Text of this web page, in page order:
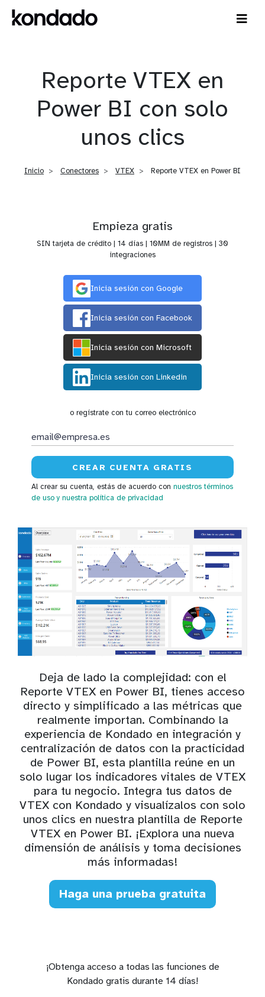
Reporte VTEX en
Power BI con solo
unos clics
Inicio Conectores VTEX Reporte VTEX en Power BI
Empieza gratis
SIN tarjeta de crédito | 14 días | 10MM de registros | 30
integraciones
Inicia sesión con Google
Inicia sesión con Facebook
Inicia sesión con Microsoft
Inicia sesión con Linkedin
o regístrate con tu correo electrónico
Al crear su cuenta, estás de acuerdo con nuestros términos
de uso y nuestra política de privacidad
Deja de lado la complejidad: con el
Reporte VTEX en Power BI, tienes acceso
directo y simplificado a las métricas que
realmente importan. Combinando la
experiencia de Kondado en integración y
centralización de datos con la practicidad
de Power BI, esta plantilla reúne en un
solo lugar los indicadores vitales de VTEX
para tu negocio. Integra tus datos de
VTEX con Kondado y visualízalos con solo
unos clics en nuestra plantilla de Reporte
VTEX en Power BI. ¡Explora una nueva
dimensión de análisis y toma decisiones
más informadas!
Haga una prueba gratuita
¡Obtenga acceso a todas las funciones de
Kondado gratis durante 14 días!